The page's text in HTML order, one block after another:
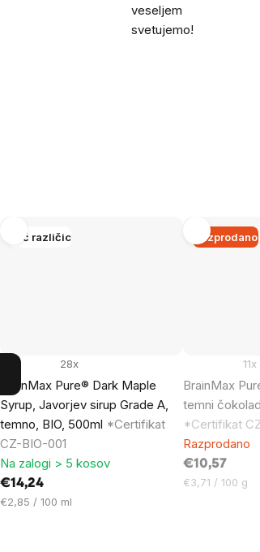
veseljem
svetujemo!
Več različic
BrainMax Pure® Dark Maple
Syrup, Javorjev sirup Grade A,
temno, BIO, 500ml *Certifikat
CZ-BIO-001
28x
Na zalogi > 5 kosov
€14,24
Cena
€2,85 / 100 ml
Razprodano
BrainMax
temni
*Certifikat
11x
Razprodano
€10,57
Cena
€3,71 / 100 g